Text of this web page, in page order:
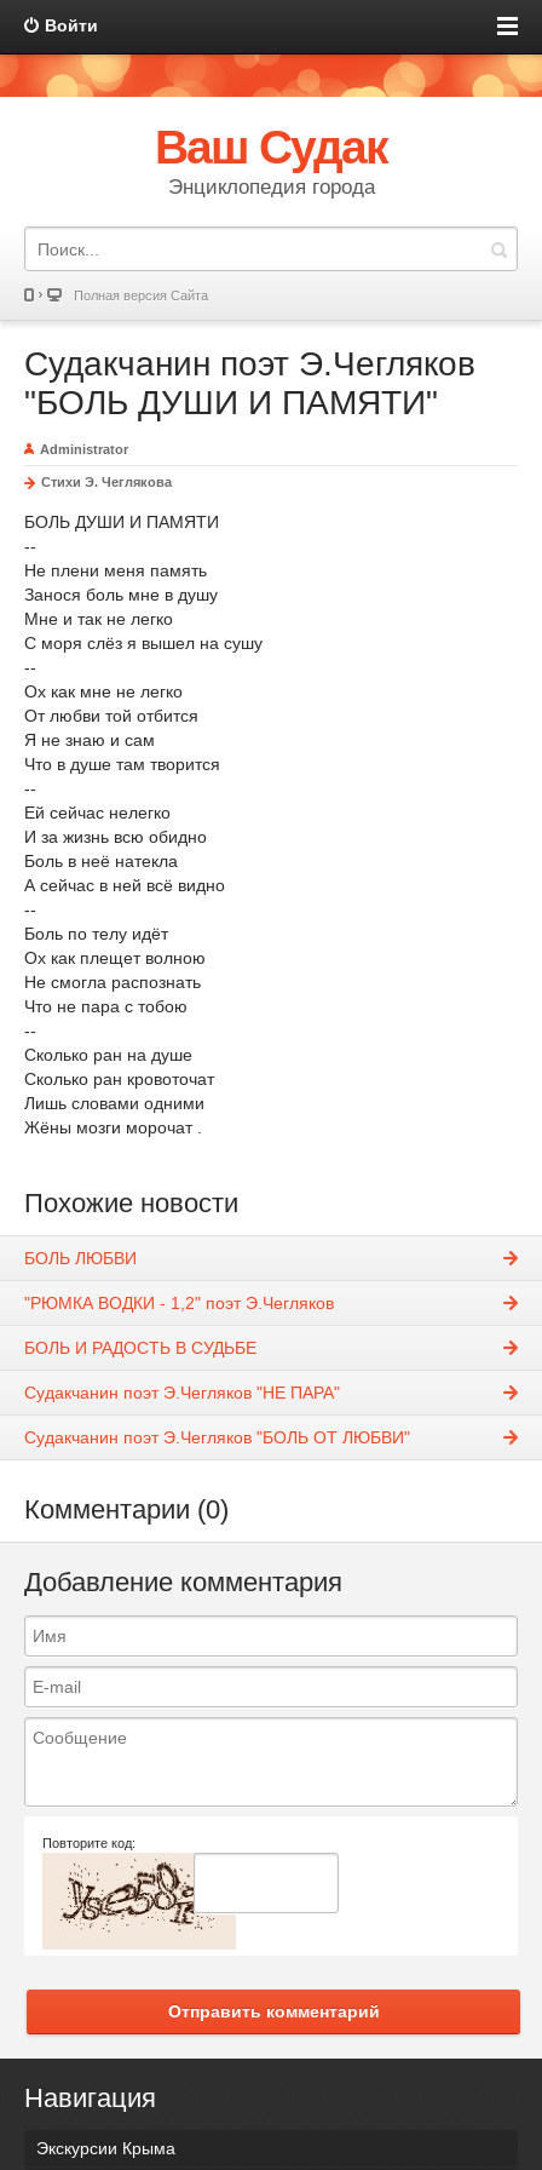
Войти
Ваш Судак
Энциклопедия города
Полная версия Сайта
Судакчанин поэт Э.Чегляков
"БОЛЬ ДУШИ И ПАМЯТИ"
Administrator
Стихи Э. Чеглякова
БОЛЬ ДУШИ И ПАМЯТИ
--
Не плени меня память
Занося боль мне в душу
Мне и так не легко
С моря слёз я вышел на сушу
--
Ох как мне не легко
От любви той отбится
Я не знаю и сам
Что в душе там творится
--
Ей сейчас нелегко
И за жизнь всю обидно
Боль в неё натекла
А сейчас в ней всё видно
--
Боль по телу идёт
Ох как плещет волною
Не смогла распознать
Что не пара с тобою
--
Сколько ран на душе
Сколько ран кровоточат
Лишь словами одними
Жёны мозги морочат .
Похожие новости
БОЛЬ ЛЮБВИ
"РЮМКА ВОДКИ - 1,2" поэт Э.Чегляков
БОЛЬ И РАДОСТЬ В СУДЬБЕ
Судакчанин поэт Э.Чегляков "НЕ ПАРА"
Судакчанин поэт Э.Чегляков "БОЛЬ ОТ ЛЮБВИ"
Комментарии (0)
Добавление комментария
Повторите код:
Отправить комментарий
Навигация
Экскурсии Крыма